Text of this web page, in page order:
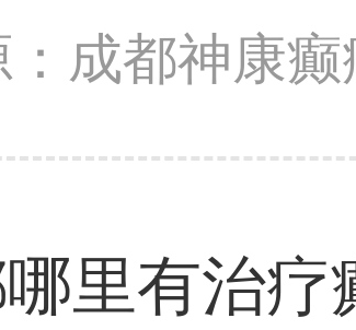
：成都神康
有治疗